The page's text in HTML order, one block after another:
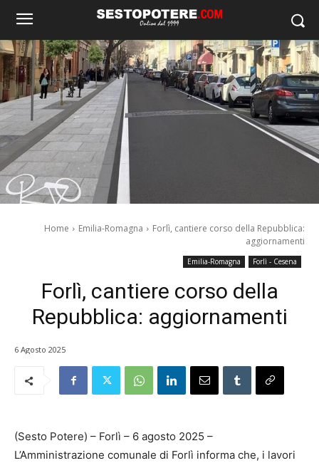
Home Emilia-Romagna
Forlì, cantiere corso della Repubblica:
aggiornamenti
Emilia-Romagna Forlì - Cesena
Forlì, cantiere corso della
Repubblica: aggiornamenti
6 Agosto 2025
(Sesto Potere) – Forlì – 6 agosto 2025 –
L’Amministrazione comunale di Forlì informa che, i lavori